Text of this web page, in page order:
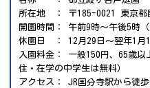
所在地 ： 〒185-0021 東京都
開園時間： 午前9時～午後5時
休園日 ： 12月29日～翌年1月
入園料金： 一般150円、65歳以
住・在学の中学生は無料）
アクセス： JR国分寺駅から徒